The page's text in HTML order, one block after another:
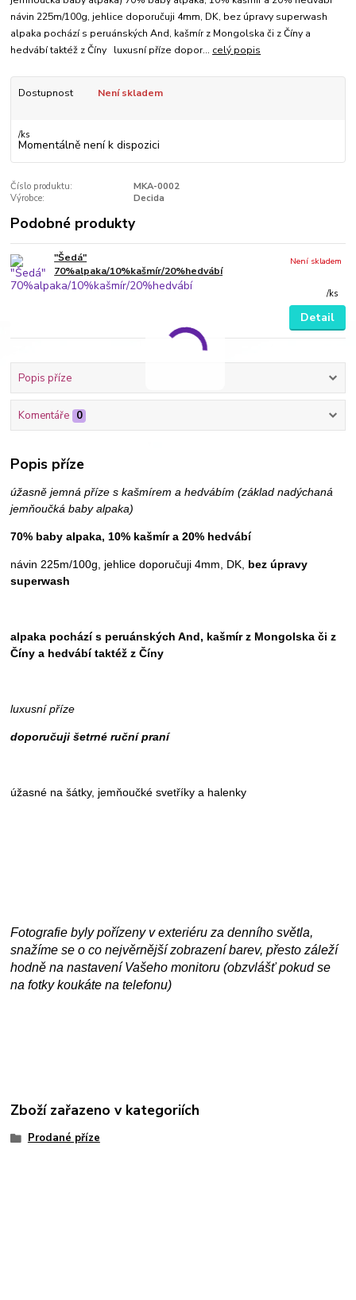
návin 225m/100g, jehlice doporučuji 4mm, DK, bez úpravy superwash
alpaka pochází s peruánských And, kašmír z Mongolska či z Číny a
hedvábí taktéž z Číny luxusní příze dopor... celý popis
Dostupnost Není skladem
/ks
Momentálně není k dispozici
Číslo produktu:
MKA-0002
Výrobce:
Decida
Podobné produkty
"Šedá"
70%alpaka/10%kašmír/20%hedvábí
/ks
Není skladem
Detail
Popis příze
Komentáře 0
Popis příze
úžasně jemná příze s kašmírem a hedvábím (základ nadýchaná
jemňoučká baby alpaka)
70% baby alpaka, 10% kašmír a 20% hedvábí
návin 225m/100g, jehlice doporučuji 4mm, DK, bez úpravy
superwash
alpaka pochází s peruánských And, kašmír z Mongolska či z
Číny a hedvábí taktéž z Číny
luxusní příze
doporučuji šetrné ruční praní
úžasné na šátky, jemňoučké svetříky a halenky
Fotografie byly pořízeny v exteriéru za denního světla,
snažíme se o co nejvěrnější zobrazení barev, přesto záleží
hodně na nastavení Vašeho monitoru (obzvlášť pokud se
na fotky koukáte na telefonu)
Zboží zařazeno v kategoriích
Prodané příze